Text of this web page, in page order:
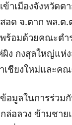
าเมืองจังหวัดต
อด จ.ตาก พล.ต.
ร้อมด้วยคณะตำ
ง กงสุลใหญ่แห่
เชียงใหม่และคณ
อมูลในการร่ว
ล่อลวง ข้ามชา